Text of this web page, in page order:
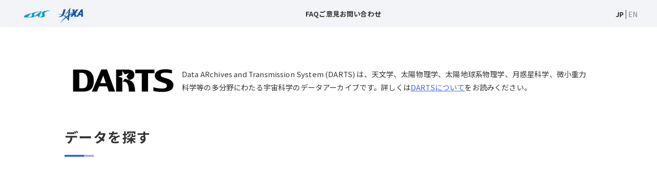
FAQご意見お問い合わせ JP EN
Data ARchives and Transmission System (DARTS) は、天文学、太陽物理学、太陽地球系物理学、月惑星科学、微小重力
科学等の多分野にわたる宇宙科学のデータアーカイブです。詳しくはDARTSについてをお読みください。
データを探す